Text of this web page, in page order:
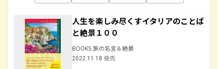
人生を楽しみ尽くすイタリアのことば
と絶景１００
BOOKS 旅の名言＆絶景
2022.11.18 発売